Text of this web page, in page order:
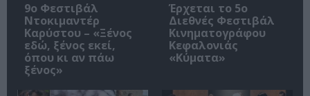
9ο Φεστιβάλ
Ντοκιμαντέρ
Καρύστου – «Ξένος
εδώ, ξένος εκεί,
όπου κι αν πάω
ξένος»
Έρχεται το 5ο
Διεθνές Φεστιβάλ
Κινηματογράφου
Κεφαλονιάς
«Κύματα»